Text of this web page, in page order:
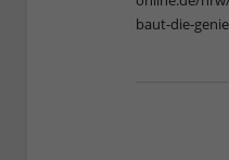
baut-die-